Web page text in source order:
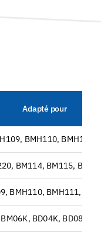
Adapté pour
BMH110, BMH111,
BM114, BM115,
BMH110, BMH111,
BM06K, BD04K, BD08K